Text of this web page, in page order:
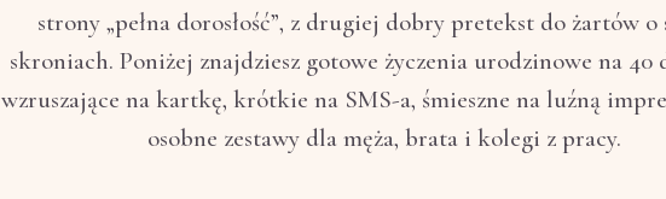
strony „pełna dorosłość”, z drugiej dobry pretekst do żartów o
skroniach. Poniżej znajdziesz gotowe życzenia urodzinowe na 40
wzruszające na kartkę, krótkie na SMS-a, śmieszne na luźną
osobne zestawy dla męża, brata i kolegi z pracy.